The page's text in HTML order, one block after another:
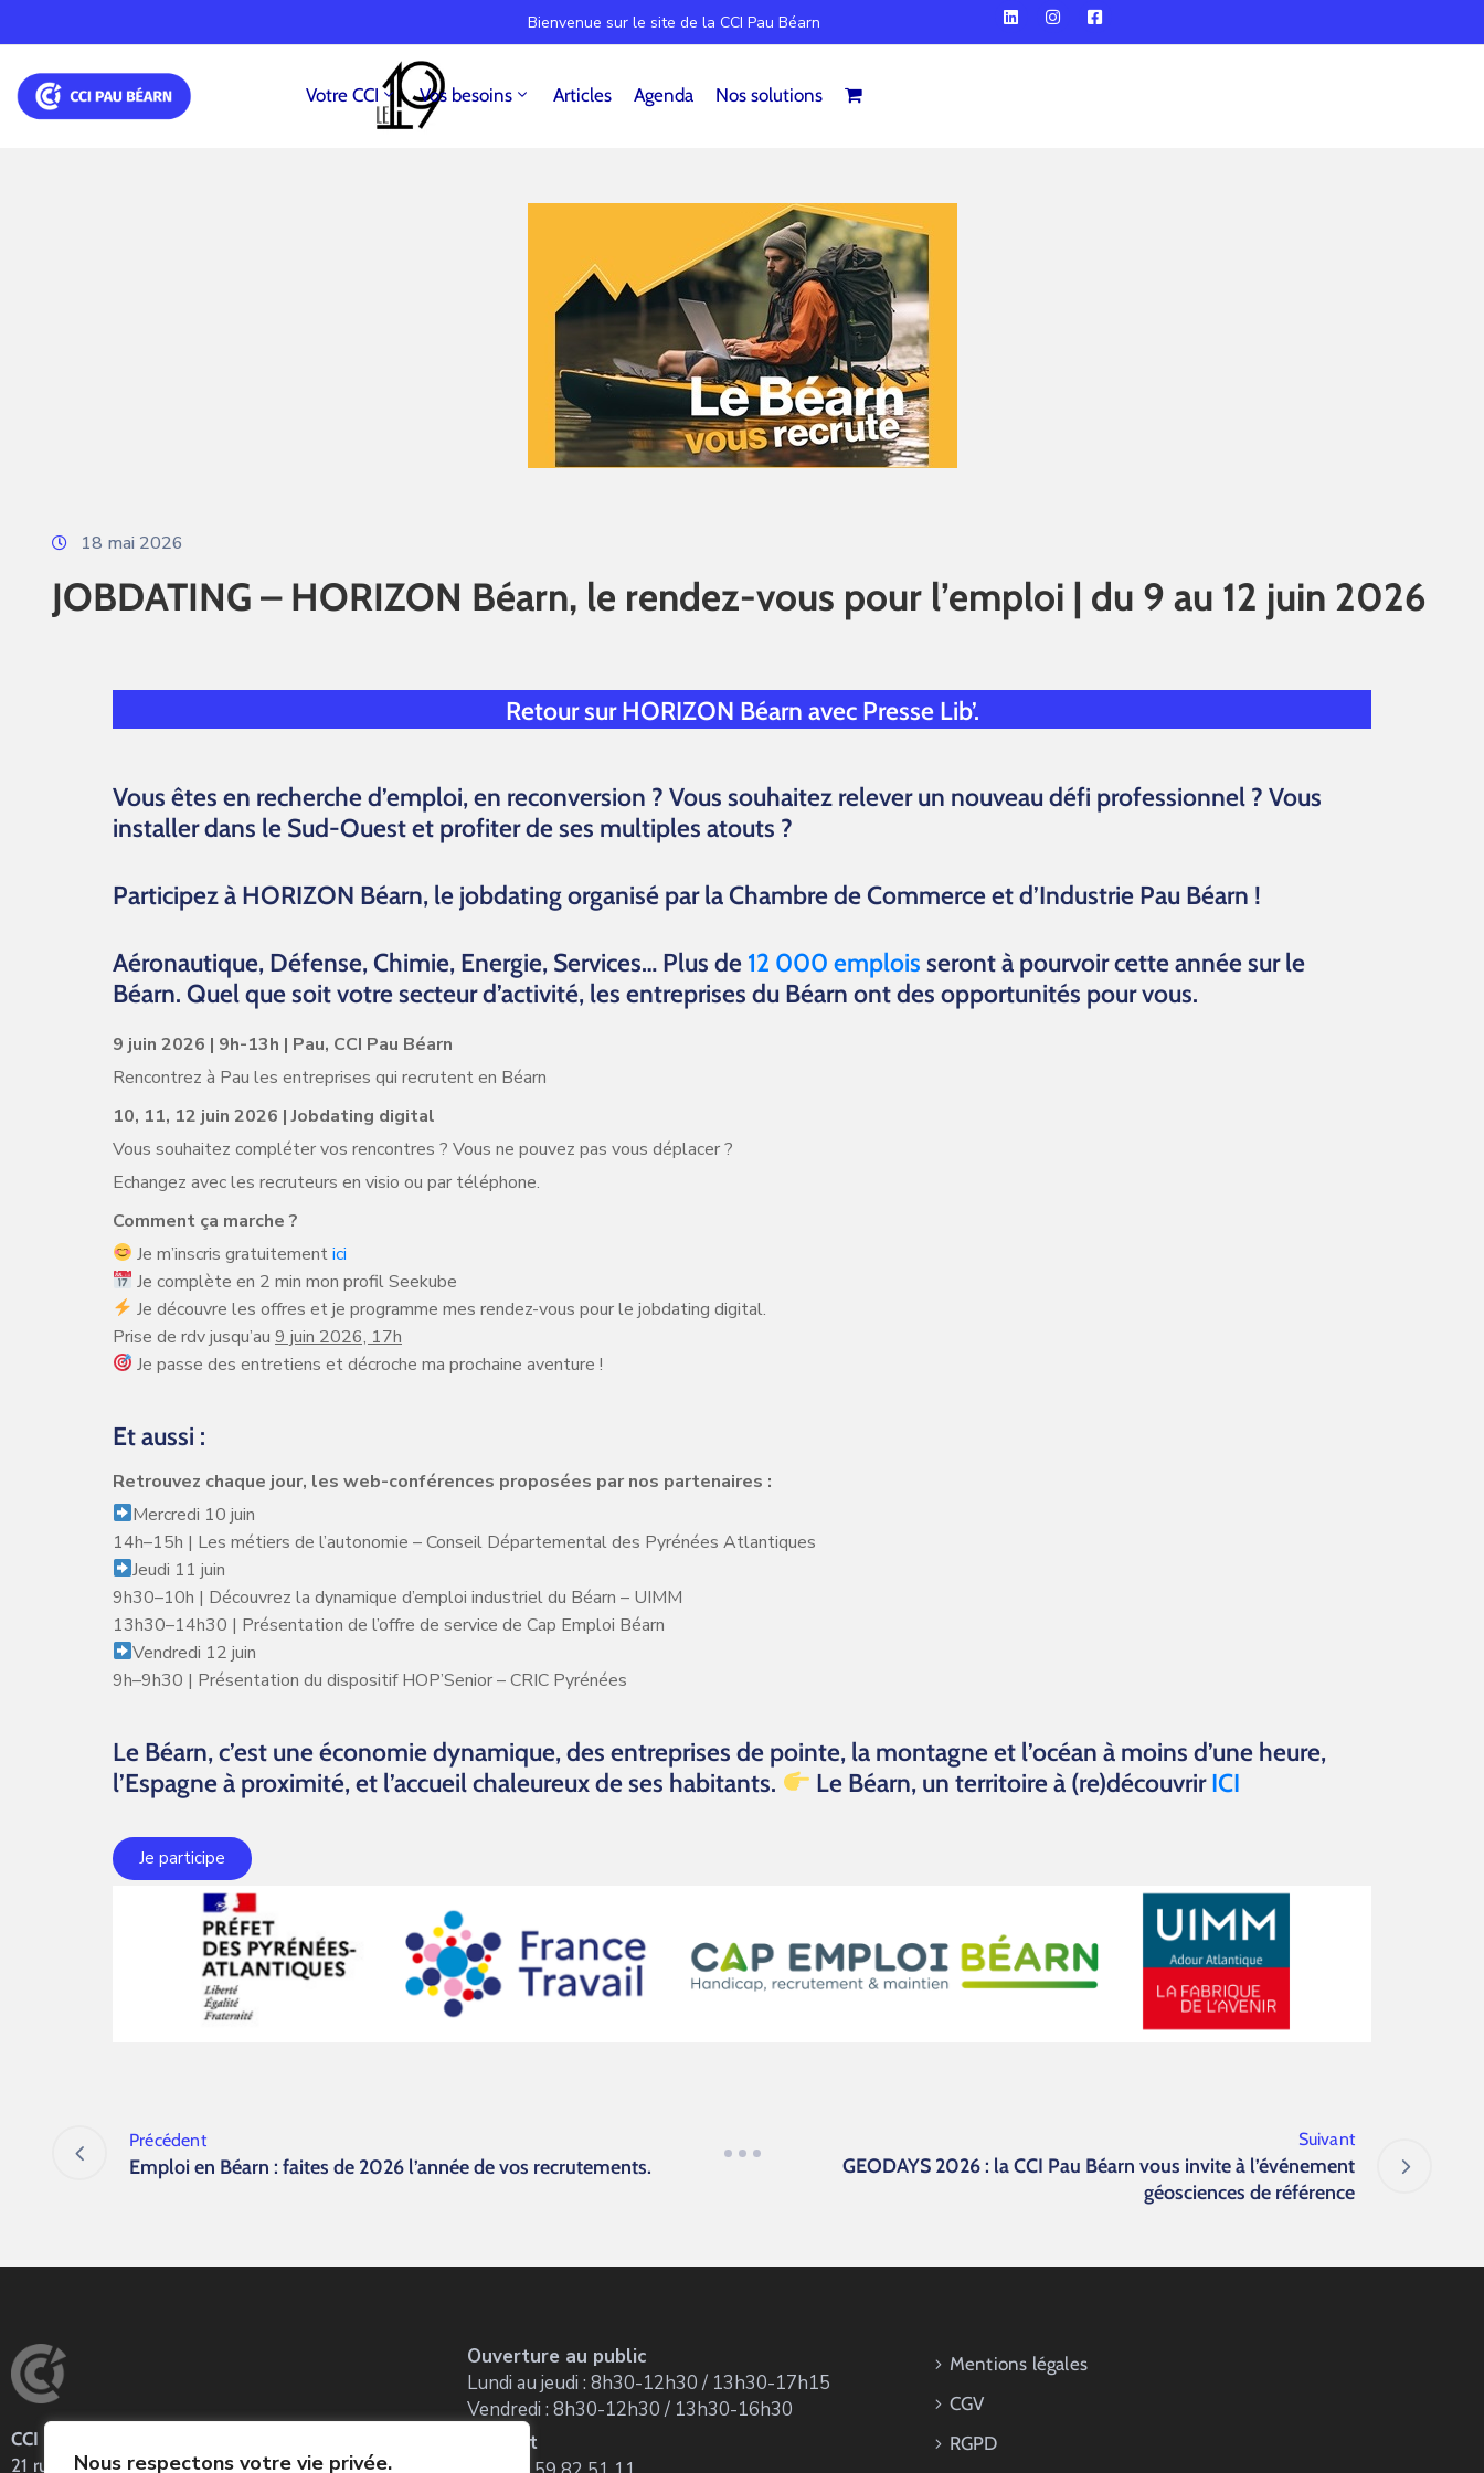
Nous respectons votre vie privée.
Bienvenue sur le site de la CCI Pau Béarn
Votre CCI Vos besoins Articles Agenda Nos solutions
18 mai 2026
JOBDATING – HORIZON Béarn, le rendez-vous pour l’emploi | du 9 au 12 juin 2026
Retour sur HORIZON Béarn avec Presse Lib’.
Vous êtes en recherche d’emploi, en reconversion ? Vous souhaitez relever un nouveau défi professionnel ? Vous
installer dans le Sud-Ouest et profiter de ses multiples atouts ?
Participez à HORIZON Béarn, le jobdating organisé par la Chambre de Commerce et d’Industrie Pau Béarn !
Aéronautique, Défense, Chimie, Energie, Services… Plus de 12 000 emplois seront à pourvoir cette année sur le
Béarn. Quel que soit votre secteur d’activité, les entreprises du Béarn ont des opportunités pour vous.
9 juin 2026 | 9h-13h | Pau, CCI Pau Béarn
Rencontrez à Pau les entreprises qui recrutent en Béarn
10, 11, 12 juin 2026 | Jobdating digital
Vous souhaitez compléter vos rencontres ? Vous ne pouvez pas vous déplacer ?
Echangez avec les recruteurs en visio ou par téléphone.
Comment ça marche ?
Je m’inscris gratuitementici
Je complète en 2 min mon profil Seekube
Je découvre les offres et je programme mes rendez-vous pour le jobdating digital.
Prise de rdv jusqu’au 9 juin 2026, 17h
Je passe des entretiens et décroche ma prochaine aventure !
Et aussi :
Retrouvez chaque jour, les web-conférences proposées par nos partenaires :
Mercredi 10 juin
14h–15h | Les métiers de l’autonomie – Conseil Départemental des Pyrénées Atlantiques
Jeudi 11 juin
9h30–10h | Découvrez la dynamique d’emploi industriel du Béarn – UIMM
13h30–14h30 | Présentation de l’offre de service de Cap Emploi Béarn
Vendredi 12 juin
9h–9h30 | Présentation du dispositif HOP’Senior – CRIC Pyrénées
Le Béarn, c’est une économie dynamique, des entreprises de pointe, la montagne et l’océan à moins d’une heure,
l’Espagne à proximité, et l’accueil chaleureux de ses habitants.
Le Béarn, un territoire à (re)découvrirICI
Je participe
Précédent
Emploi en Béarn : faites de 2026 l’année de vos recrutements.
Suivant
GEODAYS 2026 : la CCI Pau Béarn vous invite à l’événement
géosciences de référence
CCI Pau Béarn
21 rue Louis Barthou
Ouverture au public
Lundi au jeudi : 8h30-12h30 / 13h30-17h15
Vendredi : 8h30-12h30 / 13h30-16h30
Contact
Mentions légales
CGV
RGPD